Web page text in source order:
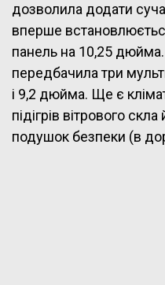
дозволила додати
вперше
панель на 10,25
передбачила три
і 9,2 дюйма. Ще є
підігрів вітрового
подушок безпеки (в